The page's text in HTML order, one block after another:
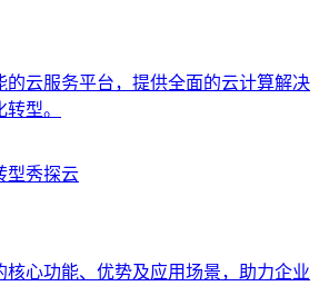
的云服务平台，提供全面的云计算解决
型。
型秀探云
核心功能、优势及应用场景，助力企业